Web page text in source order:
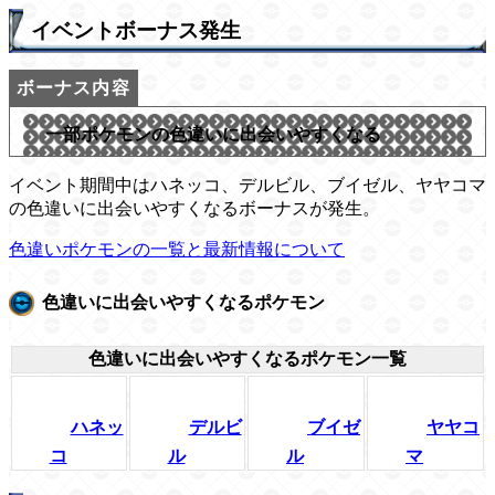
イベントボーナス発生
一部ポケモンの色違いに出会いやすくなる
イベント期間中はハネッコ、デルビル、ブイゼル、ヤヤコマ
の色違いに出会いやすくなるボーナスが発生。
色違いポケモンの一覧と最新情報について
色違いに出会いやすくなるポケモン
色違いに出会いやすくなるポケモン一覧
ハネッ
コ
デルビ
ル
ブイゼ
ル
ヤヤコ
マ